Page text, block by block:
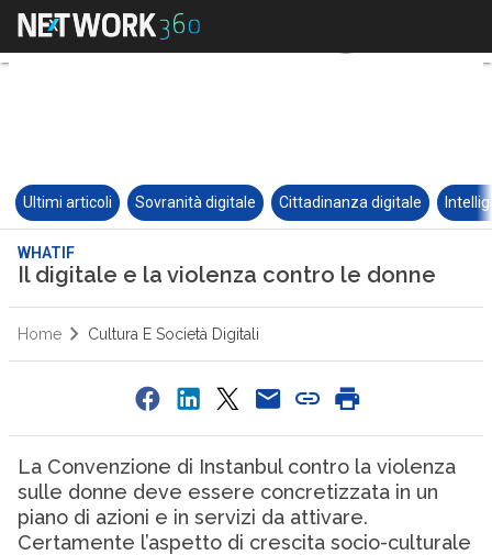
Ultimi articoli Sovranità digitale Cittadinanza digitale
WHATIF
Il digitale e la violenza contro le donne
Home Cultura E Società Digitali
La Convenzione di Instanbul contro la violenza
sulle donne deve essere concretizzata in un
piano di azioni e in servizi da attivare.
Certamente l’aspetto di crescita socio-culturale